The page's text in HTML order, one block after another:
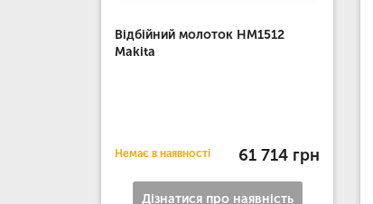
Відбійний молоток HM1512
Makita
Немає в наявності 61 714 грн
Дізнатися про наявність